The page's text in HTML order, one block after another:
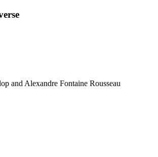
and Alexandre Fontaine Rousseau